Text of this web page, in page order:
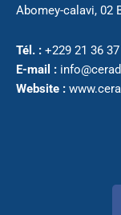
Abomey-calavi, 02
Tél. : +229 21 36
E-mail :
Website :